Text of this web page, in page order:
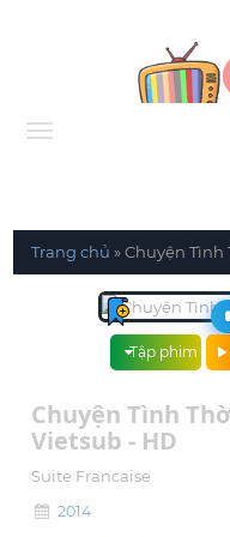
Menu
Trang chủ »Chuyện Tình
Tập phim
Chuyện Tình
Vietsub - HD
Suite Francaise
2014